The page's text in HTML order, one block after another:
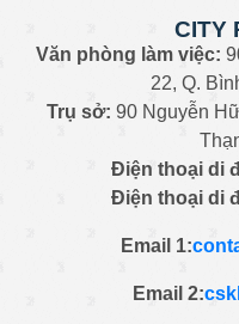
CITY
Văn phòng làm việc:
22, Q.
Trụ sở: 90 Nguyễn
Điện thoại di
Điện thoại di
Email 1:
Email 2: